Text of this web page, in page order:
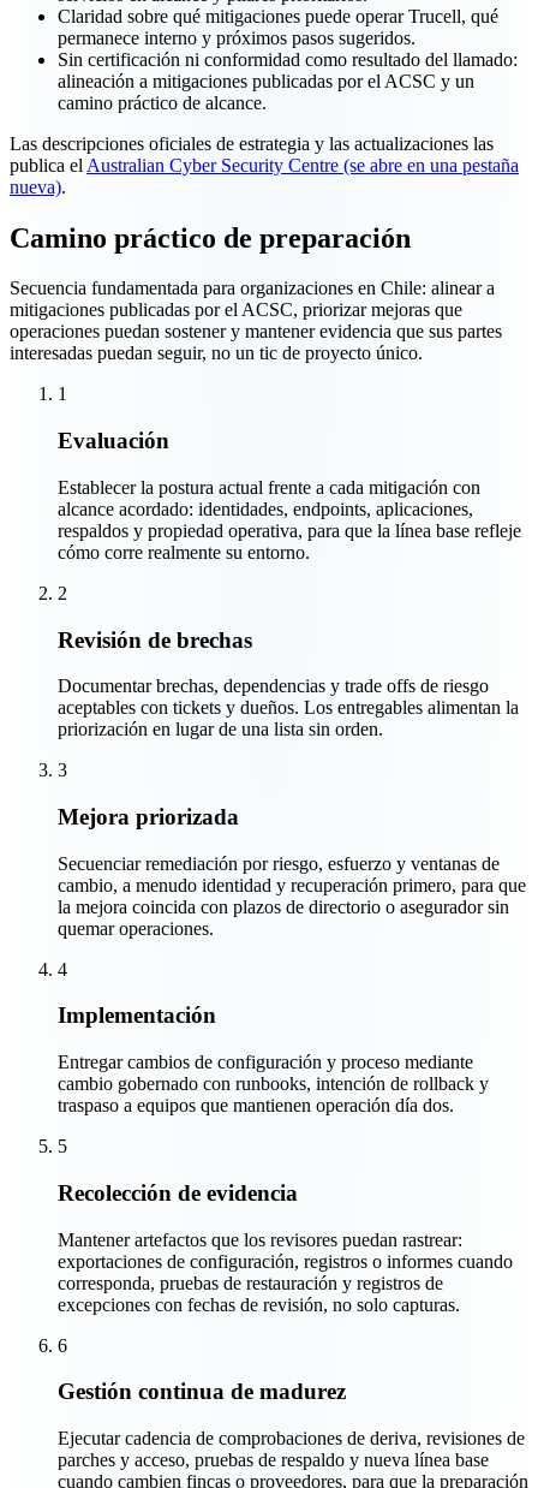
Claridad sobre qué mitigaciones puede operar Trucell, qué
permanece interno y próximos pasos sugeridos.
Sin certificación ni conformidad como resultado del llamado:
alineación a mitigaciones publicadas por el ACSC y un
camino práctico de alcance.
Las descripciones oficiales de estrategia y las actualizaciones las
publica el Australian Cyber Security Centre (se abre en una pestaña
nueva).
Camino práctico de preparación
Secuencia fundamentada para organizaciones en Chile: alinear a
mitigaciones publicadas por el ACSC, priorizar mejoras que
operaciones puedan sostener y mantener evidencia que sus partes
interesadas puedan seguir, no un tic de proyecto único.
1
Evaluación
Establecer la postura actual frente a cada mitigación con
alcance acordado: identidades, endpoints, aplicaciones,
respaldos y propiedad operativa, para que la línea base refleje
cómo corre realmente su entorno.
2
Revisión de brechas
Documentar brechas, dependencias y trade offs de riesgo
aceptables con tickets y dueños. Los entregables alimentan la
priorización en lugar de una lista sin orden.
3
Mejora priorizada
Secuenciar remediación por riesgo, esfuerzo y ventanas de
cambio, a menudo identidad y recuperación primero, para que
la mejora coincida con plazos de directorio o asegurador sin
quemar operaciones.
4
Implementación
Entregar cambios de configuración y proceso mediante
cambio gobernado con runbooks, intención de rollback y
traspaso a equipos que mantienen operación día dos.
5
Recolección de evidencia
Mantener artefactos que los revisores puedan rastrear:
exportaciones de configuración, registros o informes cuando
corresponda, pruebas de restauración y registros de
excepciones con fechas de revisión, no solo capturas.
6
Gestión continua de madurez
Ejecutar cadencia de comprobaciones de deriva, revisiones de
parches y acceso, pruebas de respaldo y nueva línea base
cuando cambien fincas o proveedores, para que la preparación